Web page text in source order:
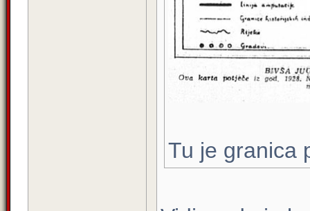
Tu je granica